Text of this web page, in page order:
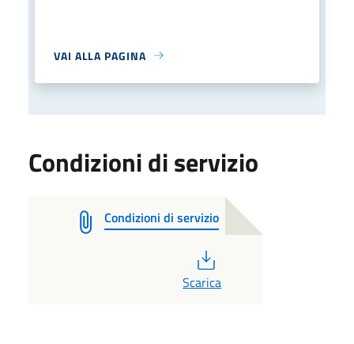
VAI ALLA PAGINA
Condizioni di servizio
Condizioni di servizio
Scarica